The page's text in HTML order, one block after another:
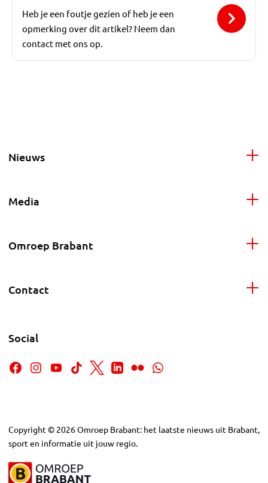
Heb je een foutje gezien of heb je een
opmerking over dit artikel? Neem dan
contact met ons op.
Nieuws
Media
Omroep Brabant
Contact
Social
Copyright © 2026Omroep Brabant: het laatste nieuws uit Brabant,
sport en informatie uit jouw regio.